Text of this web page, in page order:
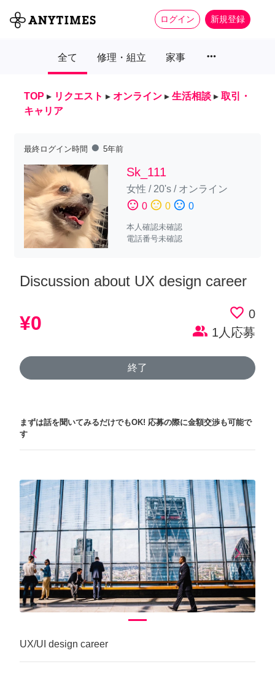
ログイン 新規登録
全て 修理・組立 家事 more_horiz
TOP ▸ リクエスト ▸ オンライン ▸ 生活相談 ▸ 取引・
キャリア
最終ログイン時間 fiber_manual_record 5年前
Sk_111
女性 / 20's/ オンライン
sentiment_satisfied 0 sentiment_neutral 0 sentiment_dissatisfied 0
本人確認未確認
電話番号未確認
Discussion about UX design career
¥0 favorite_border 0
people_alt 1人応募
終了
まずは話を聞いてみるだけでもOK! 応募の際に金額交渉も可能で
す
arrow_back_iosPrevious arrow_forward_iosNext
UX/UI design career